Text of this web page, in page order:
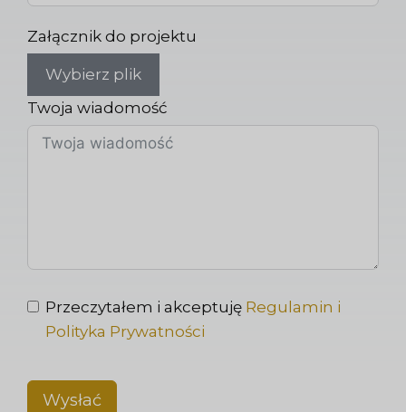
Załącznik do projektu
Wybierz plik
Twoja wiadomość
Przeczytałem i akceptuję Regulamin i
Polityka Prywatności
Wysłać